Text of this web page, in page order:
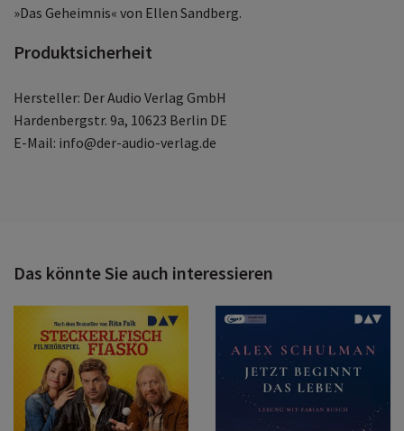
»Das Geheimnis« von Ellen Sandberg.
Produktsicherheit
Hersteller: Der Audio Verlag GmbH
Hardenbergstr. 9a, 10623 Berlin DE
E-Mail: info@der-audio-verlag.de
Das könnte Sie auch interessieren